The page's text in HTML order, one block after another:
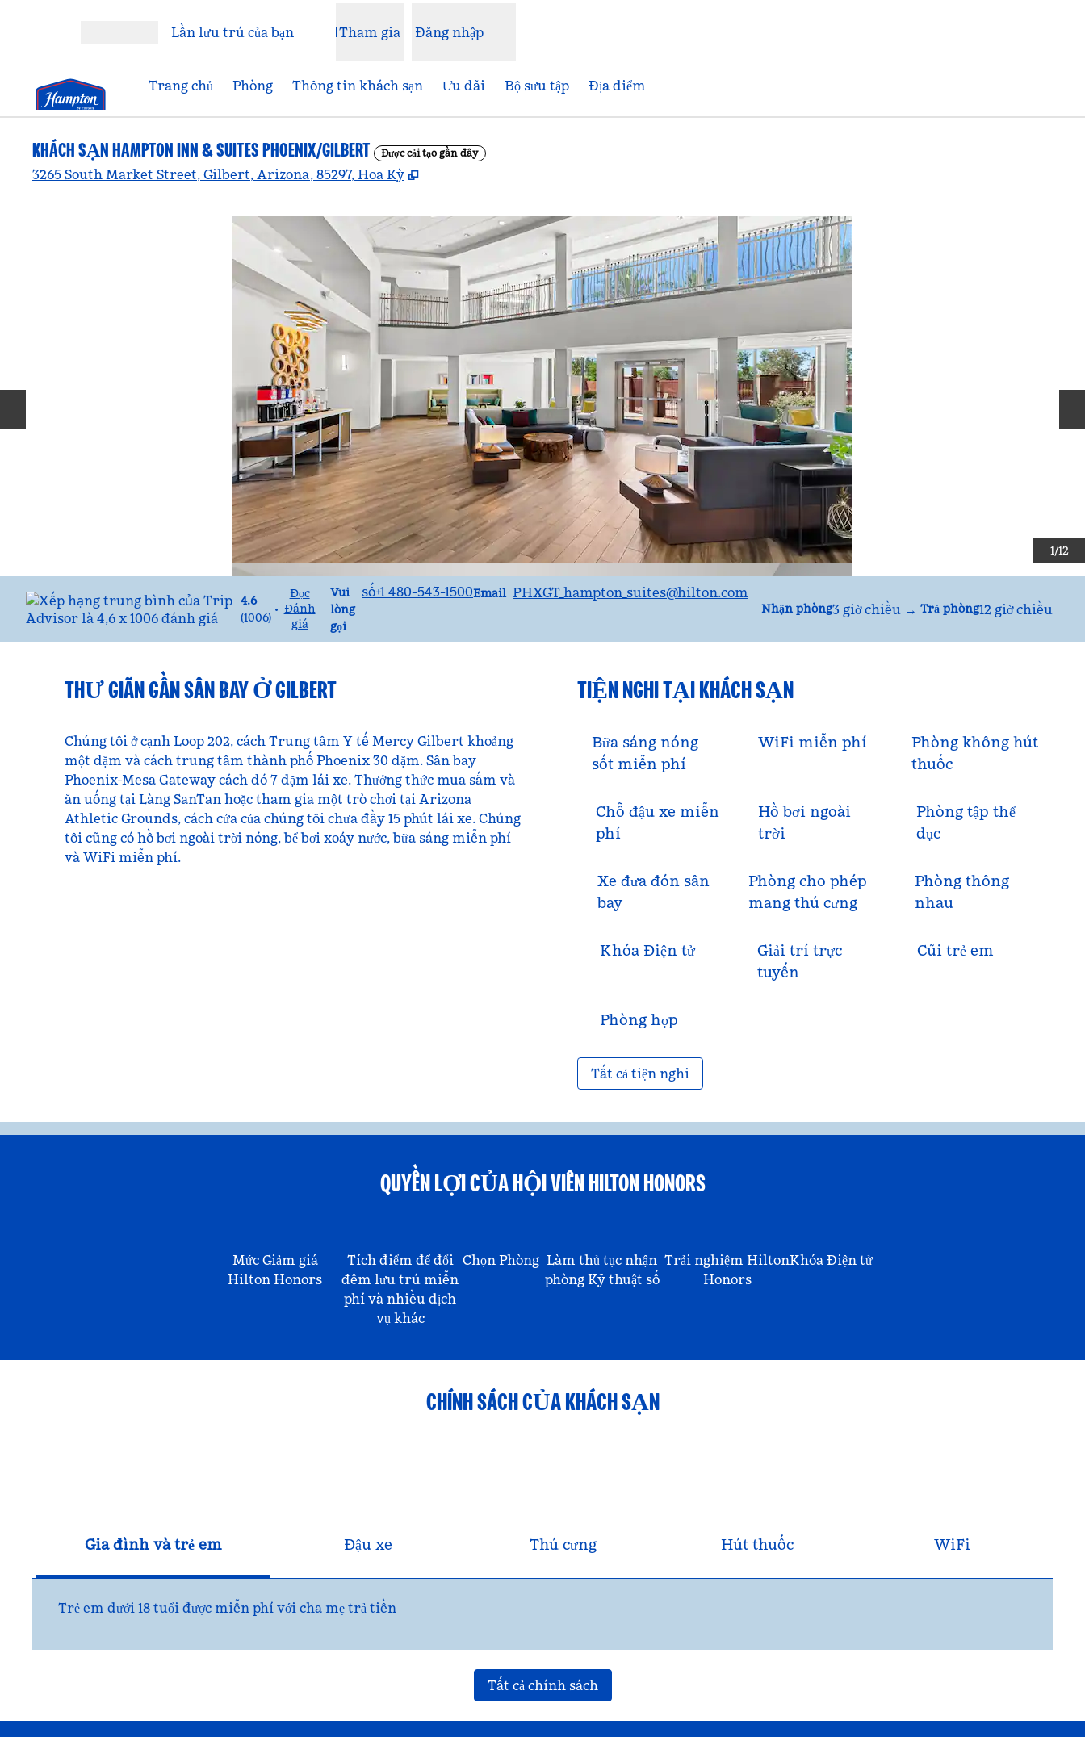
Lần lưu trú của bạn Tham gia Đăng nhập
Trang chủ Phòng Thông tin khách sạn Ưu đãi Bộ sưu tập Địa điểm
KHÁCH SẠN HAMPTON INN & SUITES PHOENIX/GILBERT Được cải tạo gần đây
3265 South Market Street, Gilbert, Arizona, 85297, Hoa Kỳ ,
1/12
4.6
(1006)
•
Đọc
Đánh
giá
Vui
lòng
gọi
Gọi số+1 480-543-1500Email
Email PHXGT_hampton_suites@hilton.com
Nhận phòng3 giờ chiều → Trả phòng12 giờ chiều
THƯ GIÃN GẦN SÂN BAY Ở GILBERT
Chúng tôi ở cạnh Loop 202, cách Trung tâm Y tế Mercy Gilbert khoảng
một dặm và cách trung tâm thành phố Phoenix 30 dặm. Sân bay
Phoenix-Mesa Gateway cách đó 7 dặm lái xe. Thưởng thức mua sắm và
ăn uống tại Làng SanTan hoặc tham gia một trò chơi tại Arizona
Athletic Grounds, cách cửa của chúng tôi chưa đầy 15 phút lái xe. Chúng
tôi cũng có hồ bơi ngoài trời nóng, bể bơi xoáy nước, bữa sáng miễn phí
và WiFi miễn phí.
TIỆN NGHI TẠI KHÁCH SẠN
Bữa sáng nóng
sốt miễn phí
WiFi miễn phí
Phòng không hút
thuốc
Chỗ đậu xe miễn
phí
Hồ bơi ngoài
trời
Phòng tập thể
dục
Xe đưa đón sân
bay
Phòng cho phép
mang thú cưng
Phòng thông
nhau
Khóa Điện tử
Giải trí trực
tuyến
Cũi trẻ em
Phòng họp
Tất cả tiện nghi
QUYỀN LỢI CỦA HỘI VIÊN HILTON HONORS
Mức Giảm giá
Hilton Honors
Tích điểm để đổi
đêm lưu trú miễn
phí và nhiều dịch
vụ khác
Chọn Phòng Làm thủ tục nhận
phòng Kỹ thuật số
Trải nghiệm Hilton
Honors
Khóa Điện tử
CHÍNH SÁCH CỦA KHÁCH SẠN
Gia đình và trẻ em Đậu xe Thú cưng Hút thuốc WiFi
Trẻ em dưới 18 tuổi được miễn phí với cha mẹ trả tiền
Tất cả chính sách